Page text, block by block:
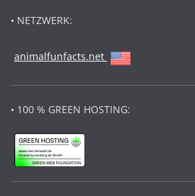
• NETZWERK:
animalfunfacts.net
• 100 % GREEN HOSTING: